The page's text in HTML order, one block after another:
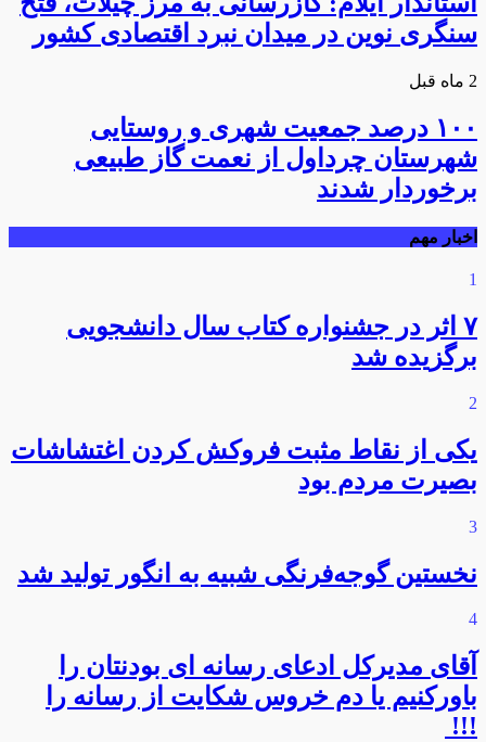
سنگری نوین در میدان نبرد اقتصادی کشور
2 ماه قبل
۱۰۰ درصد جمعیت شهری و روستایی
شهرستان چرداول از نعمت گاز طبیعی
برخوردار شدند
اخبار مهم
1
۷ اثر در جشنواره کتاب سال دانشجویی
برگزیده شد
2
یکی از نقاط مثبت فروکش کردن اغتشاشات
بصیرت مردم بود
3
نخستین گوجه‌فرنگی شبیه به انگور تولید شد
4
آقای مدیرکل ادعای رسانه ای بودنتان را
باورکنیم یا دم خروس شکایت از رسانه را
!!!